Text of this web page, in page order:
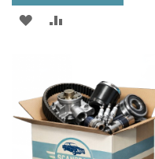
AJOUTER
LISTE
D’ENVIE